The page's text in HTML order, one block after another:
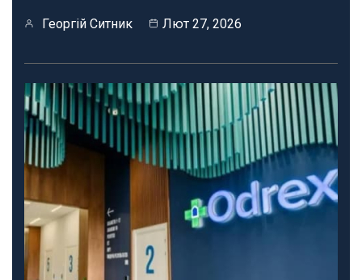
Георгій Ситник Лют 27, 2026